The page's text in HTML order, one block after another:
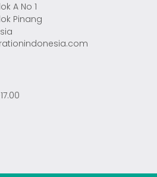
A No 1
Pinang